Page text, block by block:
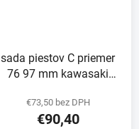
sada piestov C priemer
76 97 mm kawasaki
€73,50 bez DPH
€90,40